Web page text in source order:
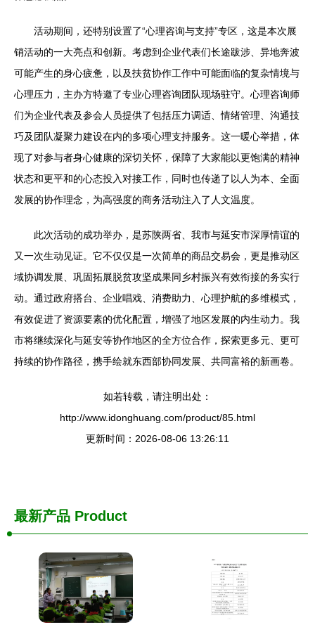
活动期间，还特别设置了“心理咨询与支持”专区，这是本次展
销活动的一大亮点和创新。考虑到企业代表们长途跋涉、异地奔波
可能产生的身心疲惫，以及扶贫协作工作中可能面临的复杂情境与
心理压力，主办方特邀了专业心理咨询团队现场驻守。心理咨询师
们为企业代表及参会人员提供了包括压力调适、情绪管理、沟通技
巧及团队凝聚力建设在内的多项心理支持服务。这一暖心举措，体
现了对参与者身心健康的深切关怀，保障了大家能以更饱满的精神
状态和更平和的心态投入对接工作，同时也传递了以人为本、全面
发展的协作理念，为高强度的商务活动注入了人文温度。
此次活动的成功举办，是苏陕两省、我市与延安市深厚情谊的
又一次生动见证。它不仅仅是一次简单的商品交易会，更是推动区
域协调发展、巩固拓展脱贫攻坚成果同乡村振兴有效衔接的务实行
动。通过政府搭台、企业唱戏、消费助力、心理护航的多维模式，
有效促进了资源要素的优化配置，增强了地区发展的内生动力。我
市将继续深化与延安等协作地区的全方位合作，探索更多元、更可
持续的协作路径，携手绘就东西部协同发展、共同富裕的新画卷。
如若转载，请注明出处：
http://www.idonghuang.com/product/85.html
更新时间：2026-08-06 13:26:11
最新产品 Product